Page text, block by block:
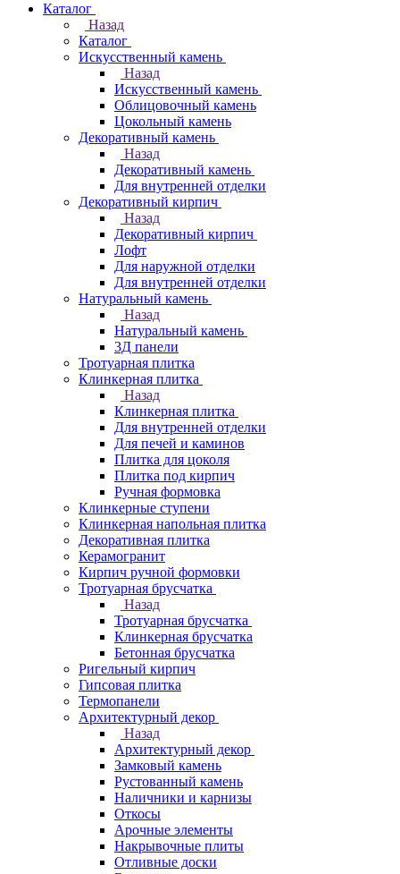
Каталог
Назад
Каталог
Искусственный камень
Назад
Искусственный камень
Облицовочный камень
Цокольный камень
Декоративный камень
Назад
Декоративный камень
Для внутренней отделки
Декоративный кирпич
Назад
Декоративный кирпич
Лофт
Для наружной отделки
Для внутренней отделки
Натуральный камень
Назад
Натуральный камень
3Д панели
Тротуарная плитка
Клинкерная плитка
Назад
Клинкерная плитка
Для внутренней отделки
Для печей и каминов
Плитка для цоколя
Плитка под кирпич
Ручная формовка
Клинкерные ступени
Клинкерная напольная плитка
Декоративная плитка
Керамогранит
Кирпич ручной формовки
Тротуарная брусчатка
Назад
Тротуарная брусчатка
Клинкерная брусчатка
Бетонная брусчатка
Ригельный кирпич
Гипсовая плитка
Термопанели
Архитектурный декор
Назад
Архитектурный декор
Замковый камень
Рустованный камень
Наличники и карнизы
Откосы
Арочные элементы
Накрывочные плиты
Отливные доски